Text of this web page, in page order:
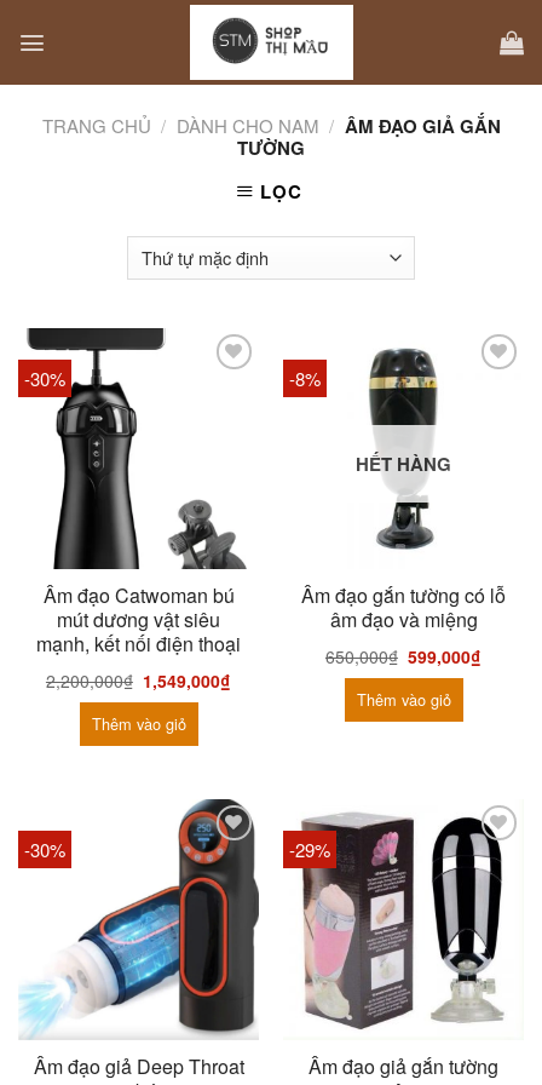
TRANG CHỦ / DÀNH CHO NAM / ÂM ĐẠO GIẢ GẮN
TƯỜNG
LỌC
-30%
Âm đạo Catwoman bú
mút dương vật siêu
mạnh, kết nối điện thoại
2,200,000₫ 1,549,000₫
Thêm vào giỏ
-8%
HẾT HÀNG
Âm đạo gắn tường có lỗ
âm đạo và miệng
650,000₫ 599,000₫
Thêm vào giỏ
-30%
Âm đạo giả Deep Throat
-29%
Âm đạo giả gắn tường